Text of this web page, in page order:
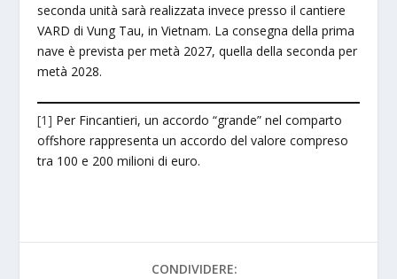
seconda unità sarà realizzata invece presso il cantiere
VARD di Vung Tau, in Vietnam. La consegna della prima
nave è prevista per metà 2027, quella della seconda per
metà 2028.
[1] Per Fincantieri, un accordo “grande” nel comparto
offshore rappresenta un accordo del valore compreso
tra 100 e 200 milioni di euro.
CONDIVIDERE: